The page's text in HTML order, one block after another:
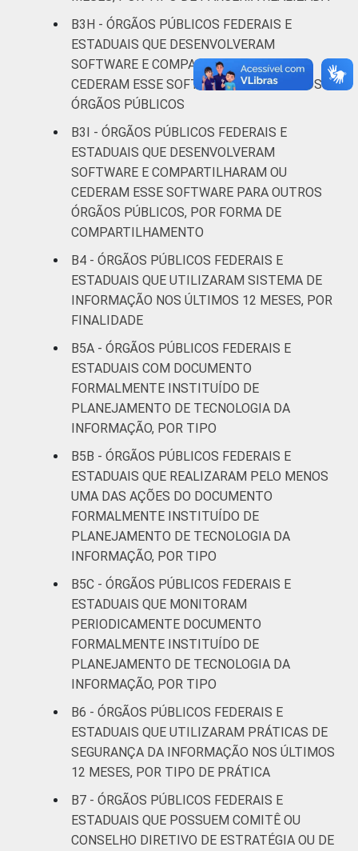
B3H - ÓRGÃOS PÚBLICOS FEDERAIS E
ESTADUAIS QUE DESENVOLVERAM
SOFTWARE E COMPARTILHARAM OU
CEDERAM ESSE SOFTWARE PARA OUTROS
ÓRGÃOS PÚBLICOS
B3I - ÓRGÃOS PÚBLICOS FEDERAIS E
ESTADUAIS QUE DESENVOLVERAM
SOFTWARE E COMPARTILHARAM OU
CEDERAM ESSE SOFTWARE PARA OUTROS
ÓRGÃOS PÚBLICOS, POR FORMA DE
COMPARTILHAMENTO
B4 - ÓRGÃOS PÚBLICOS FEDERAIS E
ESTADUAIS QUE UTILIZARAM SISTEMA DE
INFORMAÇÃO NOS ÚLTIMOS 12 MESES, POR
FINALIDADE
B5A - ÓRGÃOS PÚBLICOS FEDERAIS E
ESTADUAIS COM DOCUMENTO
FORMALMENTE INSTITUÍDO DE
PLANEJAMENTO DE TECNOLOGIA DA
INFORMAÇÃO, POR TIPO
B5B - ÓRGÃOS PÚBLICOS FEDERAIS E
ESTADUAIS QUE REALIZARAM PELO MENOS
UMA DAS AÇÕES DO DOCUMENTO
FORMALMENTE INSTITUÍDO DE
PLANEJAMENTO DE TECNOLOGIA DA
INFORMAÇÃO, POR TIPO
B5C - ÓRGÃOS PÚBLICOS FEDERAIS E
ESTADUAIS QUE MONITORAM
PERIODICAMENTE DOCUMENTO
FORMALMENTE INSTITUÍDO DE
PLANEJAMENTO DE TECNOLOGIA DA
INFORMAÇÃO, POR TIPO
B6 - ÓRGÃOS PÚBLICOS FEDERAIS E
ESTADUAIS QUE UTILIZARAM PRÁTICAS DE
SEGURANÇA DA INFORMAÇÃO NOS ÚLTIMOS
12 MESES, POR TIPO DE PRÁTICA
B7 - ÓRGÃOS PÚBLICOS FEDERAIS E
ESTADUAIS QUE POSSUEM COMITÊ OU
CONSELHO DIRETIVO DE ESTRATÉGIA OU DE